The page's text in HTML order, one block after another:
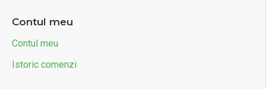
Contul meu
Contul meu
Istoric comenzi